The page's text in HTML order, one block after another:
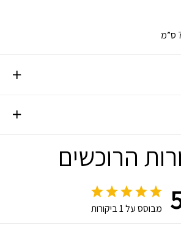
הרוכשים
מבוסס על1ביקורות